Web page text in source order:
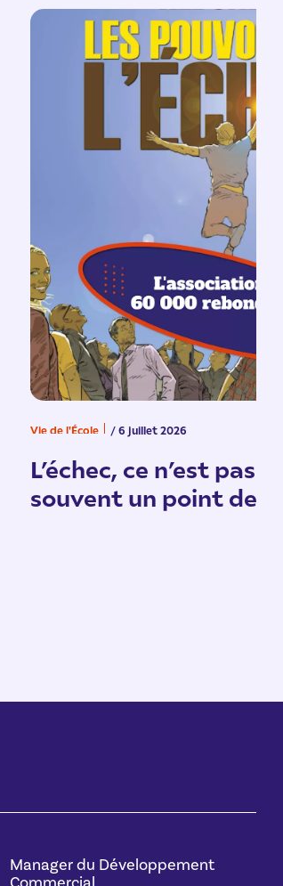
Vie de l'École / 6 juillet 2026
L’échec, ce n’est pas
souvent un point de
Manager du Développement